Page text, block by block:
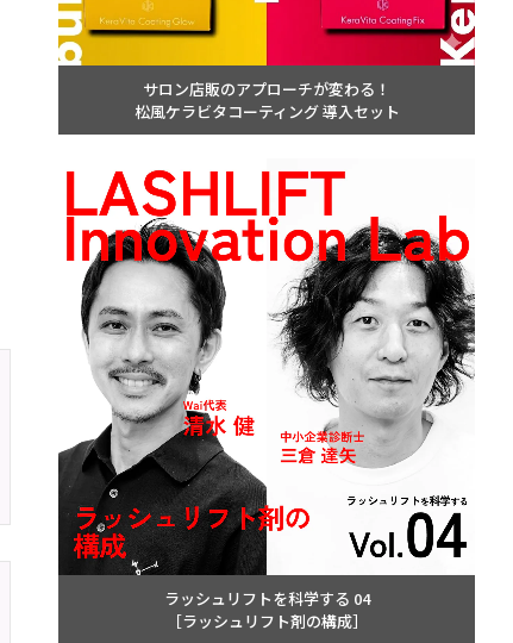
サロン店販のアプローチが変わる！
松風ケラビタコーティング 導入セット
ラッシュリフトを科学する 04
［ラッシュリフト剤の構成］